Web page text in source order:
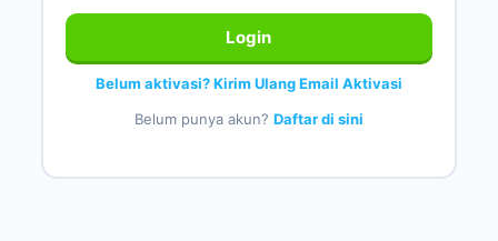
Login
Belum aktivasi? Kirim Ulang Email Aktivasi
Belum punya akun? Daftar di sini